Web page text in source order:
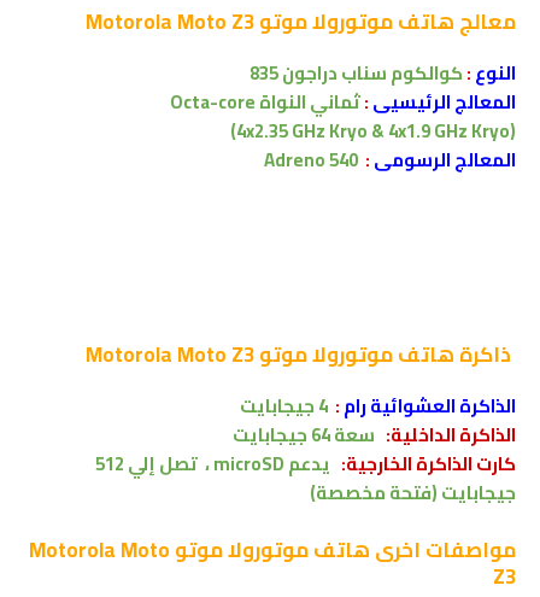
معالجهاتف موتورولا موتو Motorola Moto Z3
النوع:كوالكوم سناب دراجون 835
المعالج الرئيسيى:ثماني النواةOcta-core
(4x2.35 GHz Kryo & 4x1.9 GHz Kryo)
المعالج الرسومى:
Adreno 540
ذاكرةهاتف موتورولا موتو Motorola Moto Z3
الذاكرة العشوائية رام:
الذاكرة الداخلية: سعة 64
جيجابايت
كارت الذاكرة الخارجية: يدعمmicroSD ، تصل إلي512
جيجابايت(فتحة مخصصة)
مواصفات اخرى هاتف موتورولا موتو Motorola Moto
Z3